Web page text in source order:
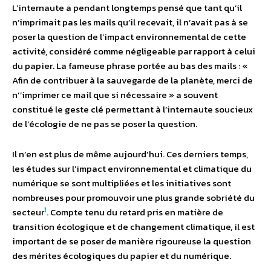
L’internaute a pendant longtemps pensé que tant qu’il
n’imprimait pas les mails qu’il recevait, il n’avait pas à se
poser la question de l’impact environnemental de cette
activité, considéré comme négligeable par rapport à celui
du papier. La fameuse phrase portée au bas des mails : «
Afin de contribuer à la sauvegarde de la planète, merci de
n’’imprimer ce mail que si nécessaire » a souvent
constitué le geste clé permettant à l’internaute soucieux
de l’écologie de ne pas se poser la question.
Il n’en est plus de même aujourd’hui. Ces derniers temps,
les études sur l’impact environnemental et climatique du
numérique se sont multipliées et les initiatives sont
nombreuses pour promouvoir une plus grande sobriété du
secteur1. Compte tenu du retard pris en matière de
transition écologique et de changement climatique, il est
important de se poser de manière rigoureuse la question
des mérites écologiques du papier et du numérique.